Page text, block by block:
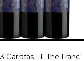
Garrafas - F The Franc